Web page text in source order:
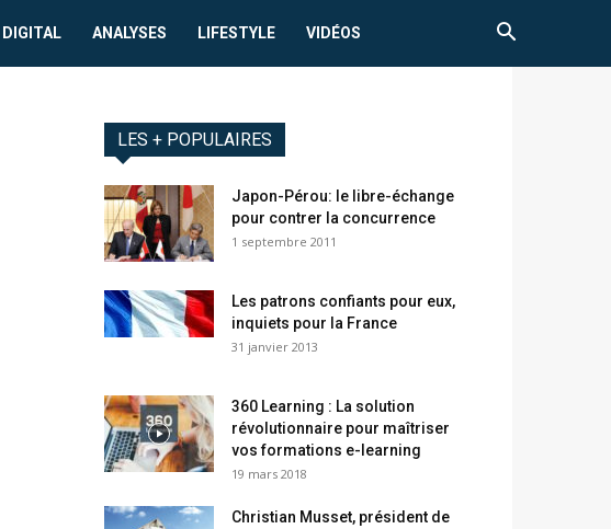
DIGITAL ANALYSES LIFESTYLE VIDÉOS
LES + POPULAIRES
Japon-Pérou: le libre-échange
pour contrer la concurrence
1 septembre 2011
Les patrons confiants pour eux,
inquiets pour la France
31 janvier 2013
360 Learning : La solution
révolutionnaire pour maîtriser
vos formations e-learning
19 mars 2018
Christian Musset, président de